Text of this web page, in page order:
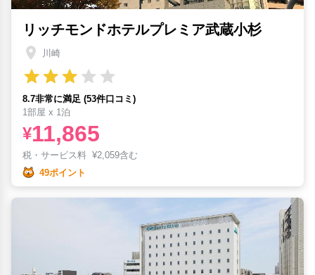
リッチモンドホテルプレミア武蔵小杉
川崎
8.7非常に満足 (53件口コミ)
1部屋 x 1泊
¥11,865
税・サービス料 ¥2,059含む
49ポイント